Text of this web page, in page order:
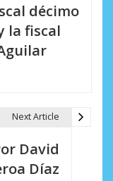
décimo
la fiscal
Next Article
David
Díaz